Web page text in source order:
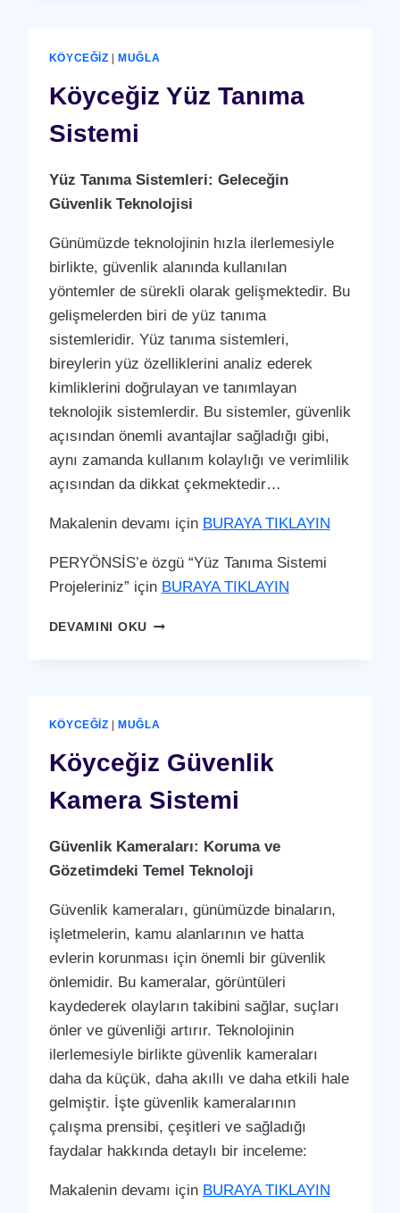
KÖYCEĞIZ MUĞLA
Köyceğiz Yüz Tanıma
Sistemi
Yüz Tanıma Sistemleri: Geleceğin
Güvenlik Teknolojisi
Günümüzde teknolojinin hızla ilerlemesiyle
birlikte, güvenlik alanında kullanılan
yöntemler de sürekli olarak gelişmektedir. Bu
gelişmelerden biri de yüz tanıma
sistemleridir. Yüz tanıma sistemleri,
bireylerin yüz özelliklerini analiz ederek
kimliklerini doğrulayan ve tanımlayan
teknolojik sistemlerdir. Bu sistemler, güvenlik
açısından önemli avantajlar sağladığı gibi,
aynı zamanda kullanım kolaylığı ve verimlilik
açısından da dikkat çekmektedir…
Makalenin devamı için BURAYA TIKLAYIN
PERYÖNSİS’e özgü “Yüz Tanıma Sistemi
Projeleriniz” için BURAYA TIKLAYIN
DEVAMINI OKUKÖYCEĞIZ
KÖYCEĞIZ MUĞLA
Köyceğiz Güvenlik
Kamera Sistemi
Güvenlik Kameraları: Koruma ve
Gözetimdeki Temel Teknoloji
Güvenlik kameraları, günümüzde binaların,
işletmelerin, kamu alanlarının ve hatta
evlerin korunması için önemli bir güvenlik
önlemidir. Bu kameralar, görüntüleri
kaydederek olayların takibini sağlar, suçları
önler ve güvenliği artırır. Teknolojinin
ilerlemesiyle birlikte güvenlik kameraları
daha da küçük, daha akıllı ve daha etkili hale
gelmiştir. İşte güvenlik kameralarının
çalışma prensibi, çeşitleri ve sağladığı
faydalar hakkında detaylı bir inceleme:
Makalenin devamı için BURAYA TIKLAYIN